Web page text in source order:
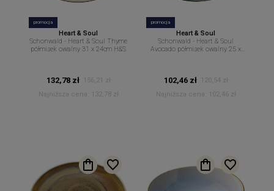
promocja
Heart & Soul
Schonwald - Heart & Soul Thyme
półmisek owalny 31 x 24cm H&S
132,78 zł
156,21 zł
Najniższa cena:
132,78 zł
promocja
Heart & Soul
Schonwald - Heart & Soul
Avocado półmisek owalny 25 x
102,46 zł
120,54 zł
Najniższa cena:
102,46 zł